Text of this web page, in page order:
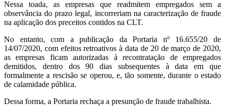
Nessa toada, as empresas que readmitem empregados sem a
observância do prazo legal, incorreriam na caracterização de fraude
na aplicação dos preceitos contidos na CLT.
No entanto, com a publicação da Portaria nº 16.655/20 de
14/07/2020, com efeitos retroativos à data de 20 de março de 2020,
as empresas ficam autorizadas à recontratação de empregados
demitidos, dentro dos 90 dias subsequentes à data em que
formalmente a rescisão se operou, e, tão somente, durante o estado
de calamidade pública.
Dessa forma, a Portaria rechaça a presunção de fraude trabalhista.